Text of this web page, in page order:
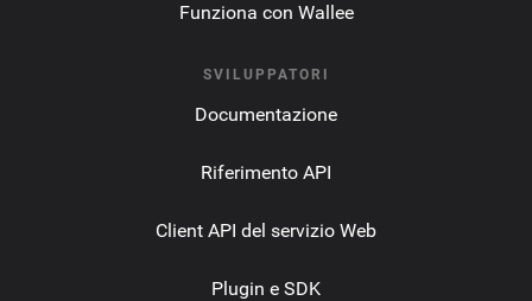
Funziona con Wallee
SVILUPPATORI
Documentazione
Riferimento API
Client API del servizio Web
Plugin e SDK